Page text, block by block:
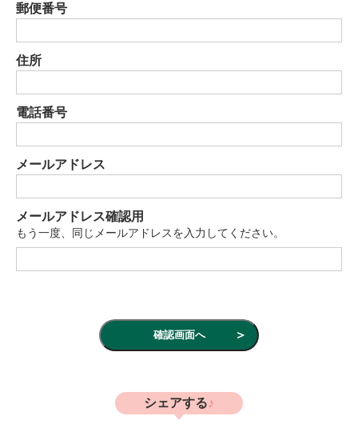
郵便番号
住所
電話番号
メールアドレス
メールアドレス確認用
もう一度、同じメールアドレスを入力してください。
シェアする